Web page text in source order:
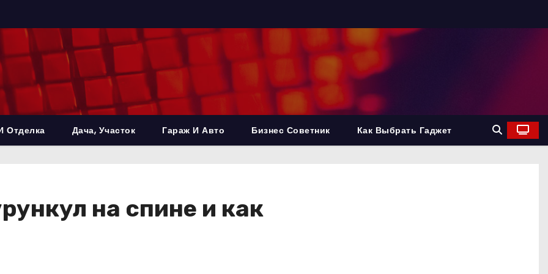
Отделка Дача, Участок Гараж И Авто Бизнес Советник Как Выбрать Гаджет
на спине и как